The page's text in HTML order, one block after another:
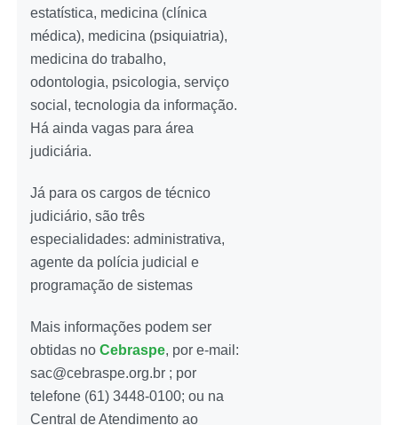
estatística, medicina (clínica
médica), medicina (psiquiatria),
medicina do trabalho,
odontologia, psicologia, serviço
social, tecnologia da informação.
Há ainda vagas para área
judiciária.
Já para os cargos de técnico
judiciário, são três
especialidades: administrativa,
agente da polícia judicial e
programação de sistemas
Mais informações podem ser
obtidas no Cebraspe, por e-mail:
sac@cebraspe.org.br ; por
telefone (61) 3448-0100; ou na
Central de Atendimento ao